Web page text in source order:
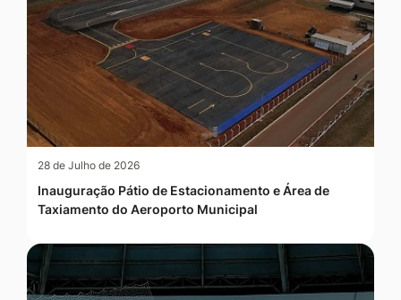
28 de Julho de 2026
Inauguração Pátio de Estacionamento e Área de
Taxiamento do Aeroporto Municipal